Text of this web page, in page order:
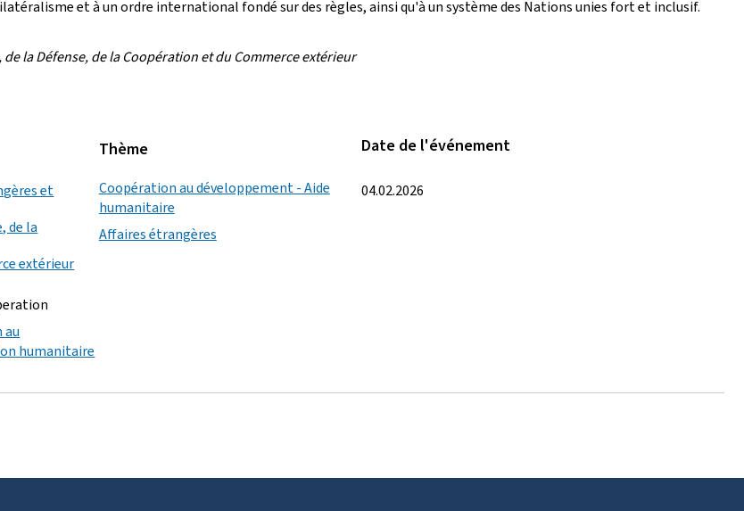
et à un ordre international fondé sur des règles, ainsi qu'à un système des Nations unies fort et inclusif.
la Défense, de la Coopération et du Commerce extérieur
et
de la
extérieur
au
humanitaire
Thème
Coopération au développement - Aide
humanitaire
Affaires étrangères
Date de l'événement
04.02.2026